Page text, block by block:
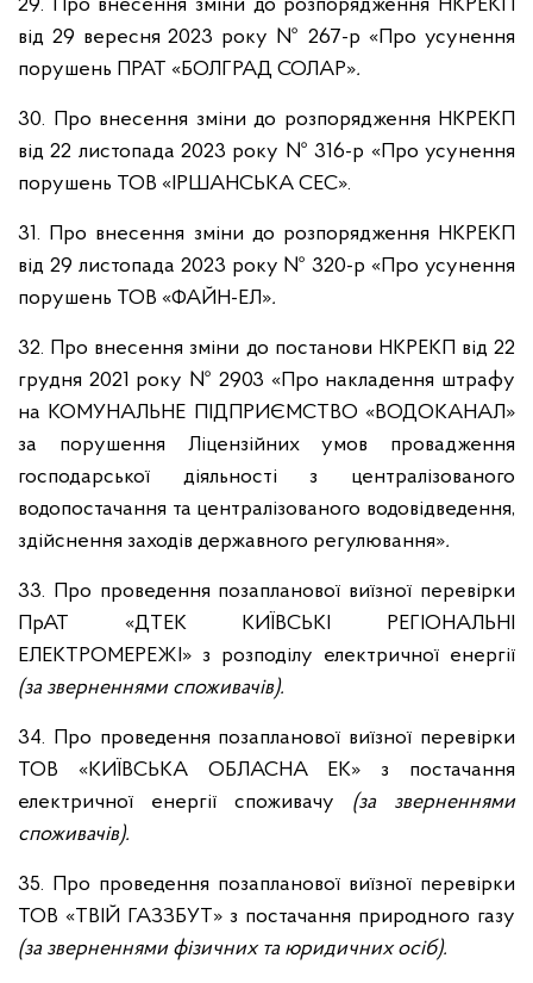
29. Про внесення зміни до розпорядження НКРЕКП
від 29 вересня 2023 року № 267-р «Про усунення
порушень ПРАТ «БОЛГРАД СОЛАР».
30. Про внесення зміни до розпорядження НКРЕКП
від 22 листопада 2023 року № 316-р «Про усунення
порушень ТОВ «ІРШАНСЬКА СЕС».
31. Про внесення зміни до розпорядження НКРЕКП
від 29 листопада 2023 року № 320-р «Про усунення
порушень ТОВ «ФАЙН-ЕЛ».
32. Про внесення зміни до постанови НКРЕКП від 22
грудня 2021 року № 2903 «Про накладення штрафу
на КОМУНАЛЬНЕ ПІДПРИЄМСТВО «ВОДОКАНАЛ»
за порушення Ліцензійних умов провадження
господарської діяльності з централізованого
водопостачання та централізованого водовідведення,
здійснення заходів державного регулювання».
33. Про проведення позапланової виїзної перевірки
ПрАТ «ДТЕК КИЇВСЬКІ РЕГІОНАЛЬНІ
ЕЛЕКТРОМЕРЕЖІ» з розподілу електричної енергії
(за зверненнями споживачів).
34. Про проведення позапланової виїзної перевірки
ТОВ «КИЇВСЬКА ОБЛАСНА ЕК»
з постачання
електричної енергії споживачу (за зверненнями
споживачів).
35. Про проведення позапланової виїзної перевірки
ТОВ «ТВІЙ ГАЗЗБУТ» з постачання природного газу
(за зверненнями фізичних та юридичних осіб).